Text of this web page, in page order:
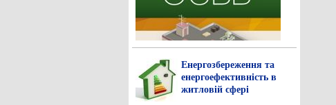
Енергозбереження та
енергоефективність в
житловій сфері